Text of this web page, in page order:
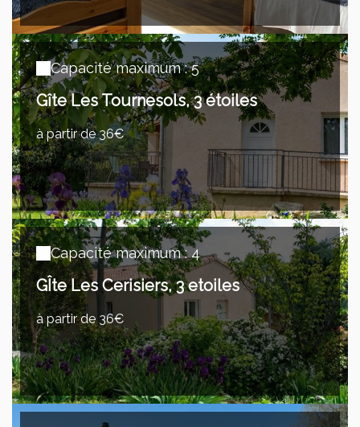
Capacité maximum : 5
Gîte Les Tournesols, 3 étoiles
à partir de 36€
Capacité maximum : 4
GÎte Les Cerisiers, 3 etoiles
à partir de 36€